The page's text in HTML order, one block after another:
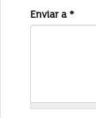
Enviar a *